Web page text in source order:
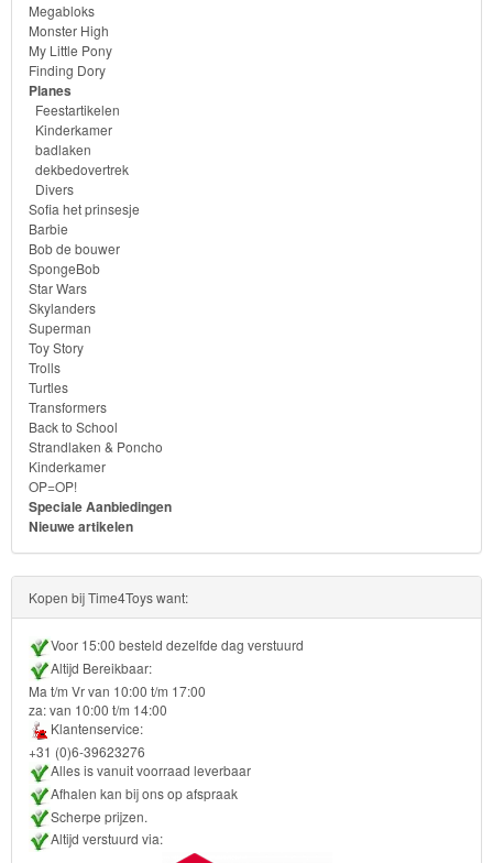
Skylanders
Superman
Toy
Story
Trolls
Turtles
Transformers
Back
to
School
Strandlaken
&
Poncho
Kinderkamer
OP=OP!
Megabloks
Monster High
My Little Pony
Finding Dory
Planes
Feestartikelen
Kinderkamer
badlaken
dekbedovertrek
Divers
Sofia het prinsesje
Barbie
Bob de bouwer
SpongeBob
Star Wars
Skylanders
Superman
Toy Story
Trolls
Turtles
Transformers
Back to School
Strandlaken & Poncho
Kinderkamer
OP=OP!
Speciale Aanbiedingen
Nieuwe artikelen
Kopen bij Time4Toys want:
Voor 15:00 besteld dezelfde dag verstuurd
Altijd Bereikbaar:
Ma t/m Vr van 10:00 t/m 17:00
za: van 10:00 t/m 14:00
Klantenservice:
+31 (0)6-39623276
Alles is vanuit voorraad leverbaar
Afhalen kan bij ons op afspraak
Scherpe prijzen.
Altijd verstuurd via: